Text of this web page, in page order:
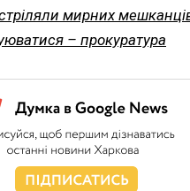
мирних
– прокуратура